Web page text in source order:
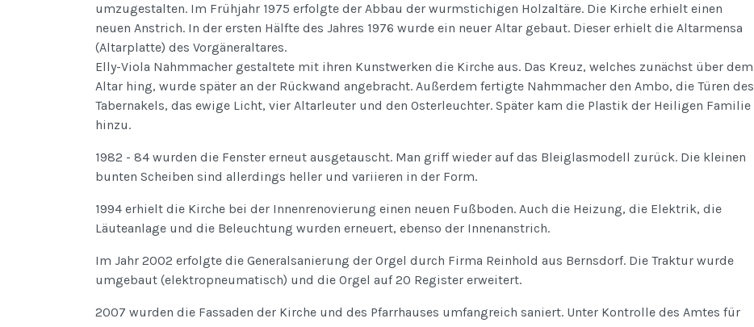
umzugestalten. Im Frühjahr 1975 erfolgte der Abbau der wurmstichigen Holzaltäre. Die Kirche erhielt einen
neuen Anstrich. In der ersten Hälfte des Jahres 1976 wurde ein neuer Altar gebaut. Dieser erhielt die Altarmensa
(Altarplatte) des Vorgäneraltares.
Elly-Viola Nahmmacher gestaltete mit ihren Kunstwerken die Kirche aus. Das Kreuz, welches zunächst über dem
Altar hing, wurde später an der Rückwand angebracht. Außerdem fertigte Nahmmacher den Ambo, die Türen des
Tabernakels, das ewige Licht, vier Altarleuter und den Osterleuchter. Später kam die Plastik der Heiligen Familie
hinzu.
1982 - 84 wurden die Fenster erneut ausgetauscht. Man griff wieder auf das Bleiglasmodell zurück. Die kleinen
bunten Scheiben sind allerdings heller und variieren in der Form.
1994 erhielt die Kirche bei der Innenrenovierung einen neuen Fußboden. Auch die Heizung, die Elektrik, die
Läuteanlage und die Beleuchtung wurden erneuert, ebenso der Innenanstrich.
Im Jahr 2002 erfolgte die Generalsanierung der Orgel durch Firma Reinhold aus Bernsdorf. Die Traktur wurde
umgebaut (elektropneumatisch) und die Orgel auf 20 Register erweitert.
2007 wurden die Fassaden der Kirche und des Pfarrhauses umfangreich saniert. Unter Kontrolle des Amtes für